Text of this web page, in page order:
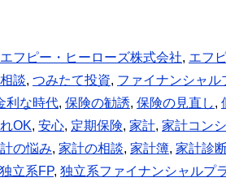
n
ot
e
e
n
g
er
エフピー・ヒーローズ株式会社, エフ
談, つみたて投資, ファイナンシャル
利な時代, 保険の勧誘, 保険の見直し,
OK, 安心, 定期保険, 家計, 家計コン
の悩み, 家計の相談, 家計簿, 家計診
独立系FP, 独立系ファイナンシャルプ